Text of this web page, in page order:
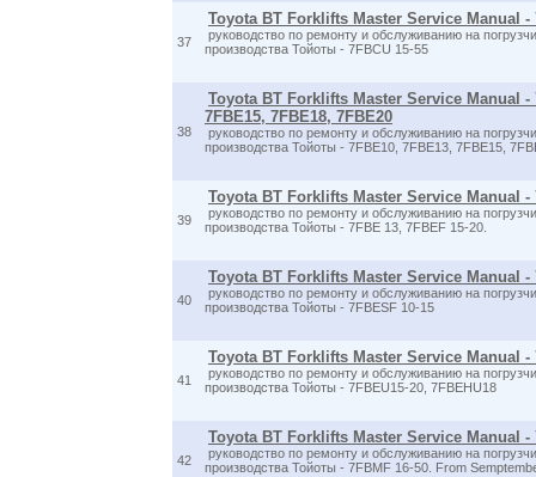
37
Toyota BT Forklifts Master Service Manual -
руководство по ремонту и обслуживанию на
производства Тойоты - 7FBCU 15-55
38
Toyota BT Forklifts Master Service Manual -
7FBE15, 7FBE18, 7FBE20
руководство по ремонту и обслуживанию на
производства Тойоты - 7FBE10, 7FBE13, 7FBE15,
39
Toyota BT Forklifts Master Service Manual -
руководство по ремонту и обслуживанию на
производства Тойоты - 7FBE 13, 7FBEF 15-20.
40
Toyota BT Forklifts Master Service Manual -
руководство по ремонту и обслуживанию на
производства Тойоты - 7FBESF 10-15
41
Toyota BT Forklifts Master Service Manual -
руководство по ремонту и обслуживанию на
производства Тойоты - 7FBEU15-20, 7FBEHU18
42
Toyota BT Forklifts Master Service Manual -
руководство по ремонту и обслуживанию на
производства Тойоты - 7FBMF 16-50. From